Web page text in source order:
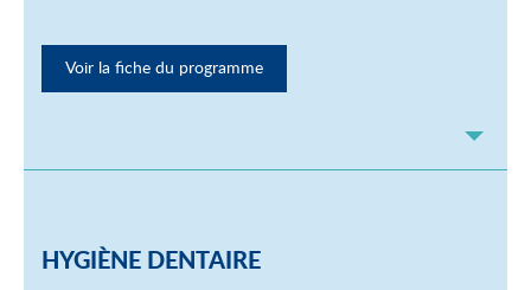
Voir la fiche du programme
HYGIÈNE DENTAIRE